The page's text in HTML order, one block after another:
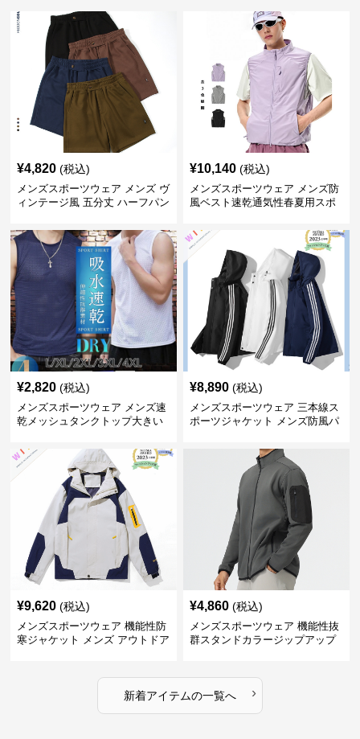
¥4,820 (税込)
メンズスポーツウェア メンズ ヴ
ィンテージ風 五分丈 ハーフパン
¥10,140 (税込)
メンズスポーツウェア メンズ防
風ベスト速乾通気性春夏用スポ
¥2,820 (税込)
メンズスポーツウェア メンズ速
乾メッシュタンクトップ大きい
¥8,890 (税込)
メンズスポーツウェア 三本線ス
ポーツジャケット メンズ防風パ
¥9,620 (税込)
メンズスポーツウェア 機能性防
寒ジャケット メンズ アウトドア
¥4,860 (税込)
メンズスポーツウェア 機能性抜
群スタンドカラージップアップ
新着アイテムの一覧へ ›